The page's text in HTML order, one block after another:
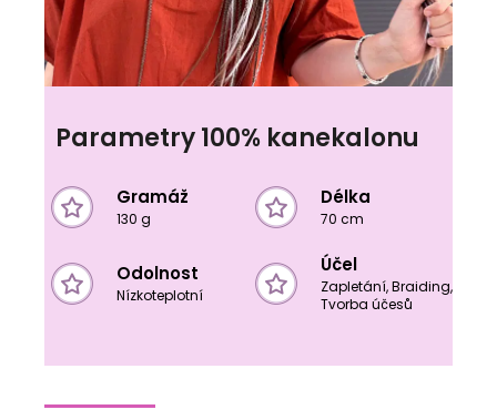
Parametry 100% kanekalonu
Gramáž
130 g
Délka
70 cm
Odolnost
Nízkoteplotní
Účel
Zapletání, Braiding,
Tvorba účesů